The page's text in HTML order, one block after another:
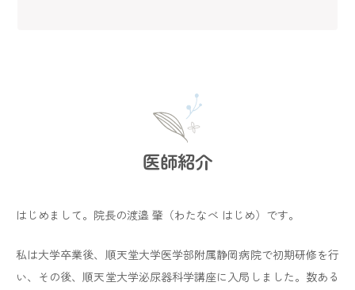
帯状疱疹の接種の補助が令和8年4月から始まりました。
対象者：令和8年対象者 65歳になる方及び経過措置
（流山市、柏市ホームページでご確認ください）
https://www.city.nagareyama.chiba.jp/life/1000642/10
【柏市】
hisei/health_hospital/mainmenu/kansensho/20241216/t
aizyouhousinn.html
医師紹介
はじめまして。院長の渡邉 肇（わたなべ はじめ）です。
私は大学卒業後、順天堂大学医学部附属静岡病院で初期研修を行
い、その後、順天堂大学泌尿器科学講座に入局しました。数ある